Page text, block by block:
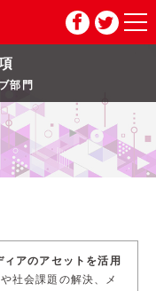
部門
ィアのアセットを活用
社会課題の解決、メ